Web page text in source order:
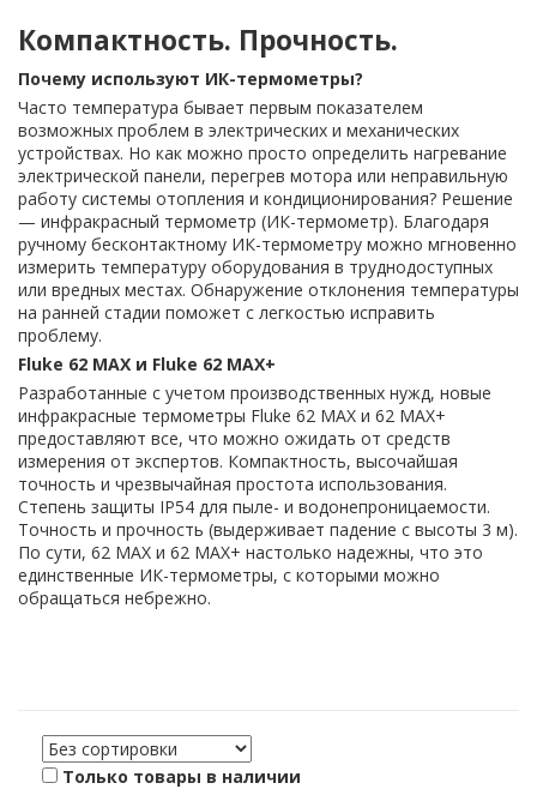
Компактность. Прочность.
Почему используют ИК-термометры?
Часто температура бывает первым показателем
возможных проблем в электрических и механических
устройствах. Но как можно просто определить нагревание
электрической панели, перегрев мотора или неправильную
работу системы отопления и кондиционирования? Решение
— инфракрасный термометр (ИК-термометр). Благодаря
ручному бесконтактному ИК-термометру можно мгновенно
измерить температуру оборудования в труднодоступных
или вредных местах. Обнаружение отклонения температуры
на ранней стадии поможет с легкостью исправить
проблему.
Fluke 62 MAX и Fluke 62 MAX+
Разработанные с учетом производственных нужд, новые
инфракрасные термометры Fluke 62 MAX и 62 MAX+
предоставляют все, что можно ожидать от средств
измерения от экспертов. Компактность, высочайшая
точность и чрезвычайная простота использования.
Степень защиты IP54 для пыле- и водонепроницаемости.
Точность и прочность (выдерживает падение с высоты 3 м).
По сути, 62 MAX и 62 MAX+ настолько надежны, что это
единственные ИК-термометры, с которыми можно
обращаться небрежно.
Только товары в наличии